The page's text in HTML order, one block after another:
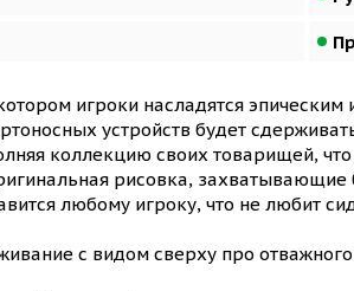
игроки насладятся
устройств будет
коллекцию своих товарищей,
рисовка,
любому игроку, что не любит
с видом сверху про